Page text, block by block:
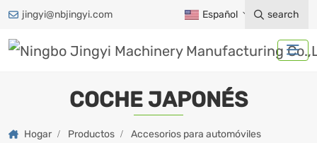
jingyi@nbjingyi.com Español search
COCHE JAPONÉS
Hogar Productos
Accesorios para automóviles